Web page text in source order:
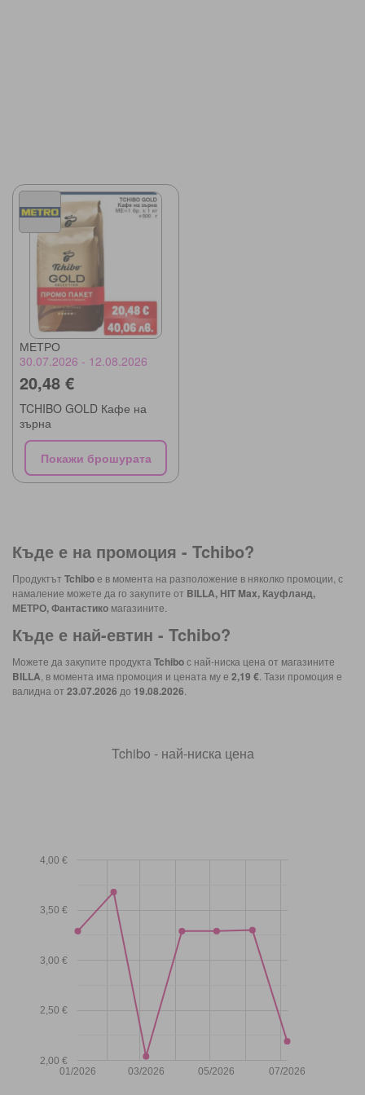
МЕТРО
30.07.2026 - 12.08.2026
20,48 €
TCHIBO GOLD Кафе на
зърна
Покажи брошурата
Къде е на промоция - Tchibo?
Продуктът Tchiboе в момента на разположение в няколко промоции, с
намаление можете да го закупите от BILLA, HIT Max, Кауфланд,
МЕТРО, Фантастико магазините.
Къде е най-евтин - Tchibo?
Можете да закупите продукта Tchiboс най-ниска цена от магазините
BILLA , в момента има промоция и цената му е 2,19 € . Тази промоция е
валидна от 23.07.2026 до 19.08.2026
Tchibo - най-ниска цена
01/2026 03/2026 05/2026 07/2026
2,00 €
2,50 €
3,00 €
3,50 €
4,00 €